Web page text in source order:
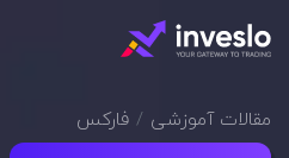
مقالات آموزشی فارکس